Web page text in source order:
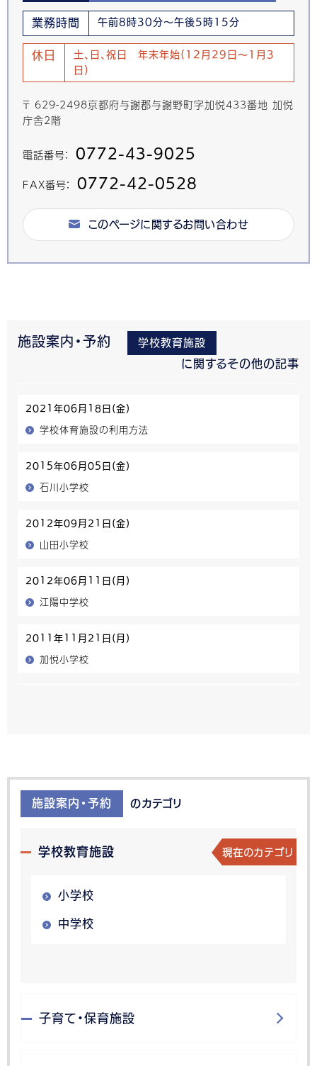
業務時間 午前8時30分～午後5時15分
休日
土、日、祝日 年末年始(12月29日～1月3
日)
〒 629-2498京都府与謝郡与謝野町字加悦433番地 加悦
庁舎2階
電話番号： 0772-43-9025
FAX番号： 0772-42-0528
このページに関するお問い合わせ
施設案内・予約 学校教育施設
に関するその他の記事
2021年06月18日(金)
学校体育施設の利用方法
2015年06月05日(金)
石川小学校
2012年09月21日(金)
山田小学校
2012年06月11日(月)
江陽中学校
2011年11月21日(月)
加悦小学校
施設案内・予約 のカテゴリ
学校教育施設 現在のカテゴリ
小学校
中学校
子育て・保育施設